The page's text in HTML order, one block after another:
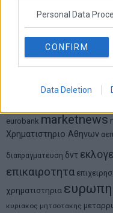
Personal Data
CONFIRM
Data Deletion
Θανάσης
Στις 11/12 το
eurobank marketnews
Χρηματιστηριο Αθηνων αεπ
διαπραγματευση δντ
επικαιροτητα
χρηματιστηρια ευρωπη
κυριακος μητσοτακης